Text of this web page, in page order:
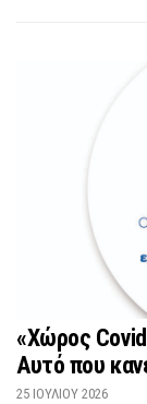
«Χώρος
Αυτό που
25 ΙΟΥΛΊΟΥ 2026